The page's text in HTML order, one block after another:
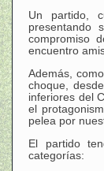
Un partido,
presentando
compromiso
encuentro
Además,
choque,
inferiores del
el
pelea por
El partido
categorías: